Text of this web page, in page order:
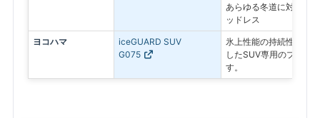
あらゆる冬道に対応す
ッドレス
ヨコハマ
iceGUARD SUV
G075
氷上性能の持続性と、
したSUV専用のプレミ
す。